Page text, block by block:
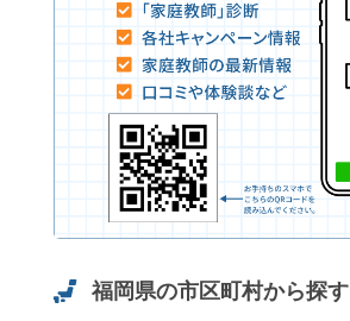
福岡県の市区町村から探す